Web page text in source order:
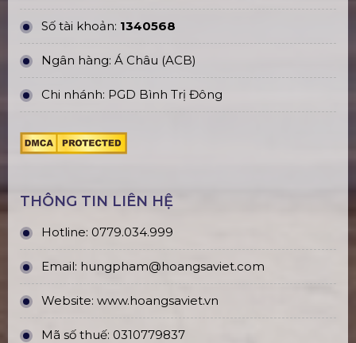
Số tài khoản: 1340568
Ngân hàng: Á Châu (ACB)
Chi nhánh: PGD Bình Trị Đông
THÔNG TIN LIÊN HỆ
Hotline: 0779.034.999
Email: hungpham@hoangsaviet.com
Website: www.hoangsaviet.vn
Mã số thuế: 0310779837